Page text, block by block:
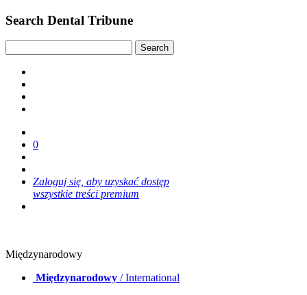
Search Dental Tribune
0
Zaloguj się, aby uzyskać dostęp
wszystkie treści premium
Międzynarodowy
Międzynarodowy / International